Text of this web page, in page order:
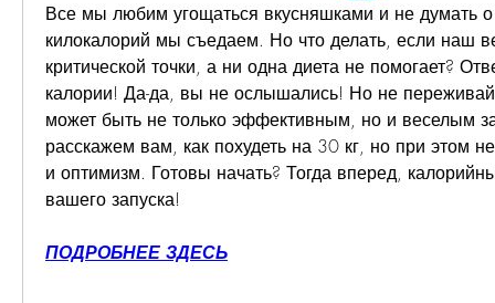
Все мы любим угощаться вкусняшками и не думать о
килокалорий мы съедаем. Но что делать, если наш
критической точки, а ни одна диета не помогает?
калории! Да-да, вы не ослышались! Но не
может быть не только эффективным, но и веселым
расскажем вам, как похудеть на 30 кг, но при этом
и оптимизм. Готовы начать? Тогда вперед,
вашего запуска!
ПОДРОБНЕЕ ЗДЕСЬ